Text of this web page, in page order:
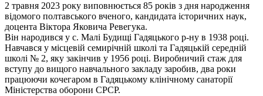
2 травня 2023 року виповнюється 85 років з дня народження
відомого полтавського вченого, кандидата історичних наук,
доцента Віктора Яковича Ревегука.
Він народився у с. Малі Будищі Гадяцького р-ну в 1938 році.
Навчався у місцевій семирічній школі та Гадяцькій середній
школі № 2, яку закінчив у 1956 році. Виробничий стаж для
вступу до вищого навчального закладу заробив, два роки
працюючи кочегаром в Гадяцькому клінічному санаторії
Міністерства оборони СРСР.